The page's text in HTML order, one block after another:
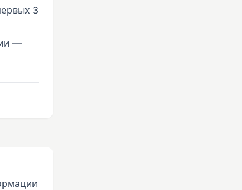
3
—